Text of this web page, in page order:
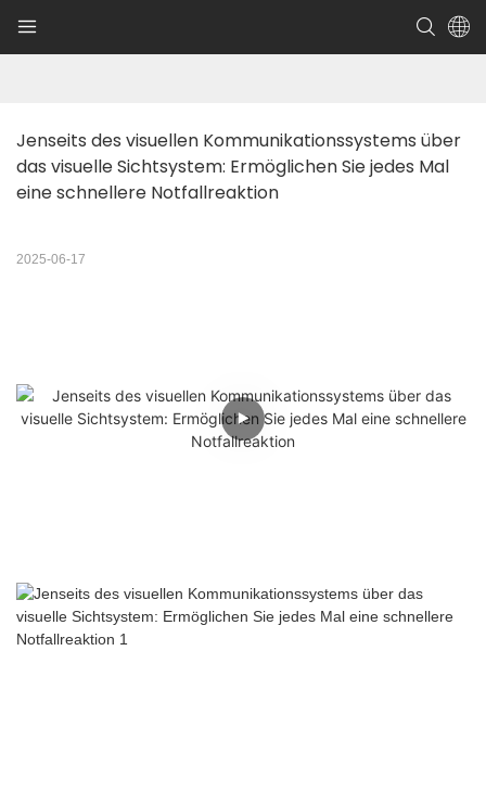
Jenseits des visuellen Kommunikationssystems über
das visuelle Sichtsystem: Ermöglichen Sie jedes Mal
eine schnellere Notfallreaktion
2025-06-17